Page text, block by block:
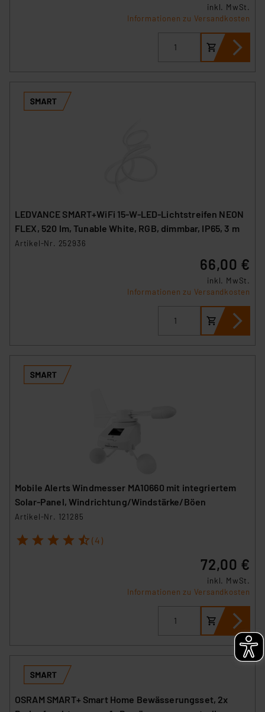
inkl. MwSt.
Informationen zu Versandkosten
LEDVANCE SMART+WiFi 15-W-LED-Lichtstreifen NEON
FLEX, 520 lm, Tunable White, RGB, dimmbar, IP65, 3 m
Artikel-Nr. 252936
66,00 €
inkl. MwSt.
Informationen zu Versandkosten
Mobile Alerts Windmesser MA10660 mit integriertem
Solar-Panel, Windrichtung/Windstärke/Böen
Artikel-Nr. 121285
1 2 3 4 5 (4)
72,00 €
inkl. MwSt.
Informationen zu Versandkosten
OSRAM SMART+ Smart Home Bewässerungsset, 2x